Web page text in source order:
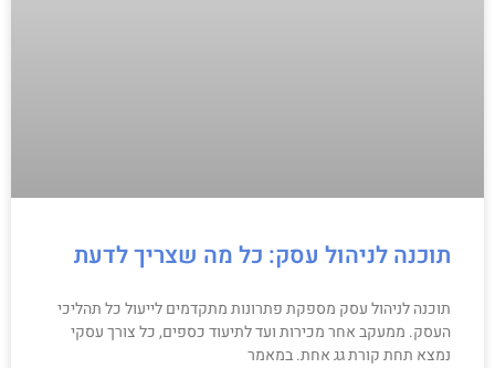
תוכנה לניהול עסק: כל מה שצריך לדעת
תוכנה לניהול עסק מספקת פתרונות מתקדמים לייעול כל תהליכי
העסק. ממעקב אחר מכירות ועד לתיעוד כספים, כל צורך עסקי
נמצא תחת קורת גג אחת. במאמר